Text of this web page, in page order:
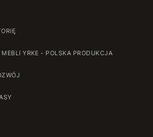
YRKE - POLSKA PRODUKCJA